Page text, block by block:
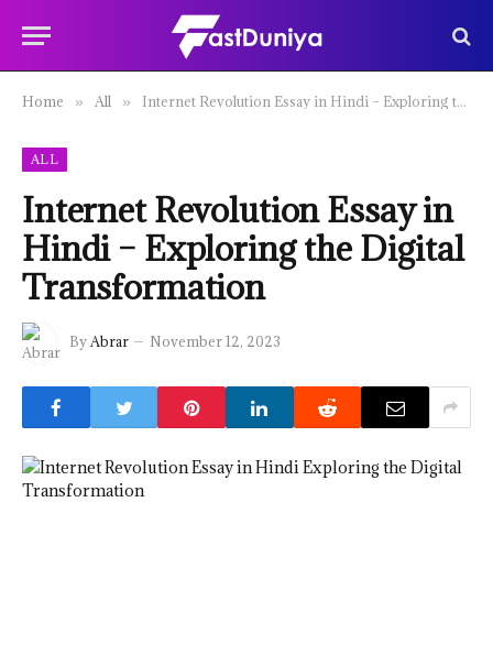
Home » All » Internet Revolution Essay in Hindi – Exploring the Digital Transformation
ALL
Internet Revolution Essay in
Hindi – Exploring the Digital
Transformation
ByAbrar November 12, 2023